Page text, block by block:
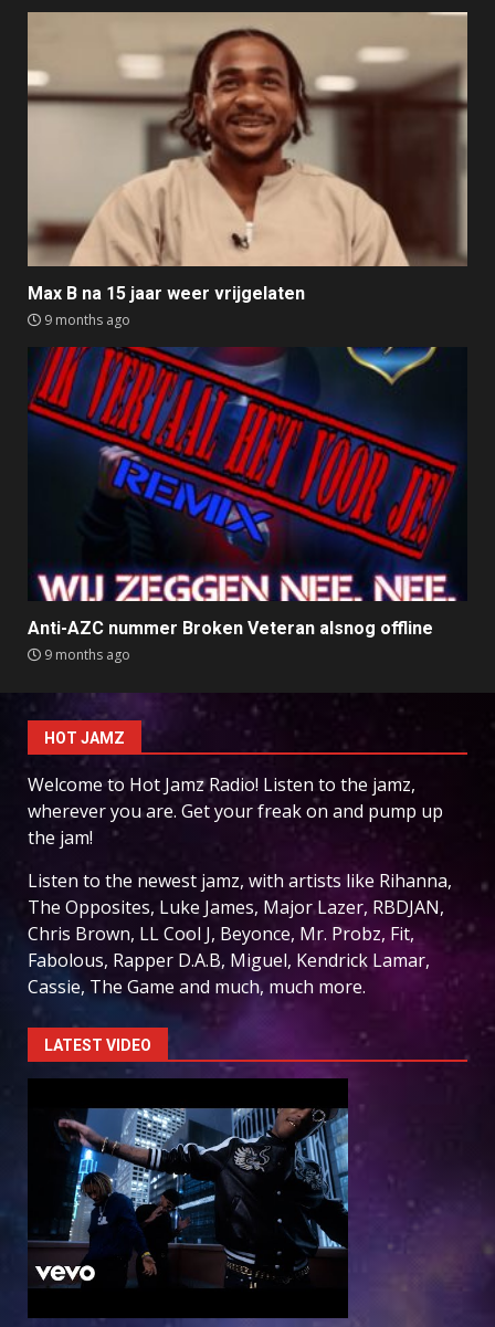
Max B na 15 jaar weer vrijgelaten
9 months ago
Anti-AZC nummer Broken Veteran alsnog offline
9 months ago
HOT JAMZ
Welcome to Hot Jamz Radio! Listen to the jamz,
wherever you are. Get your freak on and pump up
the jam!
Listen to the newest jamz, with artists like Rihanna,
The Opposites, Luke James, Major Lazer, RBDJAN,
Chris Brown, LL Cool J, Beyonce, Mr. Probz, Fit,
Fabolous, Rapper D.A.B, Miguel, Kendrick Lamar,
Cassie, The Game and much, much more.
LATEST VIDEO